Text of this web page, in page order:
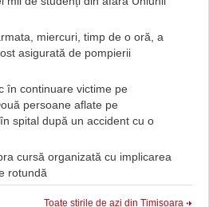
miercuri, timp de o oră, a
asigurată de pompierii
în continuare victime pe
persoane aflate pe
spital după un accident cu o
cursă organizată cu implicarea
rotundă
Toate știrile de azi din Timișoara